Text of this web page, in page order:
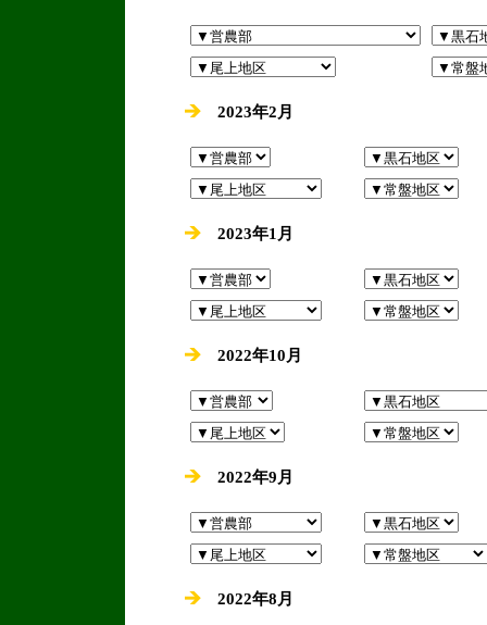
2023年2月
2023年1月
2022年10月
2022年9月
2022年8月